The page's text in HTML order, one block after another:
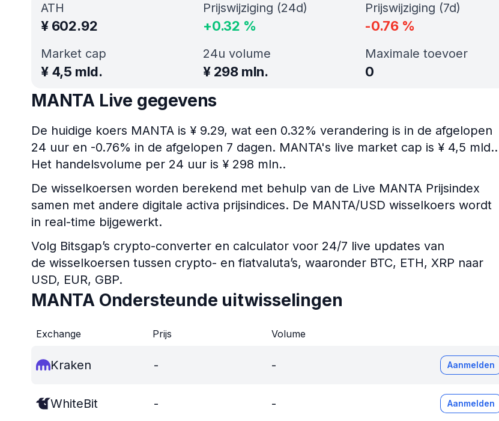
ATH
¥ 602.92
Market cap
¥ 4,5 mld.
Prijswijziging (24d)
+0.32 %
Prijswijziging (7d)
-0.76 %
24u volume
¥ 298 mln.
Maximale toevoer
0
MANTA Live gegevens
De huidige koers MANTA is ¥ 9.29, wat een 0.32% verandering is in de afgelopen
24 uur en -0.76% in de afgelopen 7 dagen. MANTA's live market cap is ¥ 4,5 mld..
Het handelsvolume per 24 uur is ¥ 298 mln..
De wisselkoersen worden berekend met behulp van de Live MANTA Prijsindex
samen met andere digitale activa prijsindices. De MANTA/USD wisselkoers wordt
in real-time bijgewerkt.
Volg Bitsgap’s crypto-converter en calculator voor 24/7 live updates van
de wisselkoersen tussen crypto- en fiatvaluta’s, waaronder BTC, ETH, XRP naar
USD, EUR, GBP.
MANTA Ondersteunde uitwisselingen
Exchange Prijs Volume
Kraken - - Aanmelden
WhiteBit - - Aanmelden